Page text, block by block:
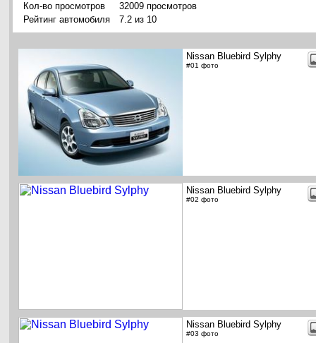
Кол-во просмотров
32009 просмотров
Рейтинг автомобиля
7.2 из 10
Nissan Bluebird Sylphy
#01 фото
Nissan Bluebird Sylphy
#02 фото
Nissan Bluebird Sylphy
#03 фото